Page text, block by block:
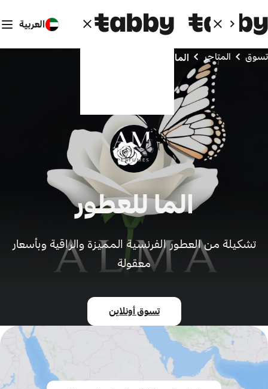
العربية
تسوق المتاجر الما للعطور
الما للعطور
تشكيلة من العطور الفرنسية المميزة والراقية وبأسعار
معقولة
تسوق أونلاين